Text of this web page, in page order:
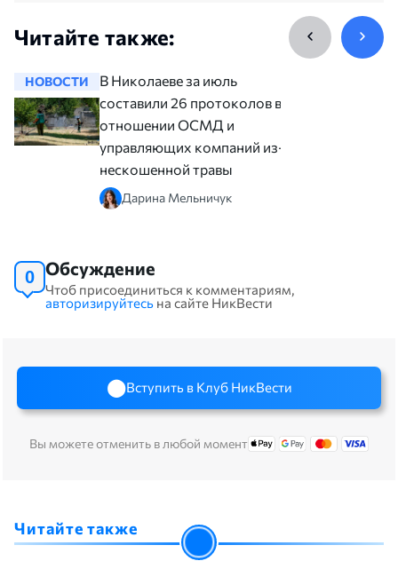
Читайте также:
НОВОСТИ
В Николаеве за июль
составили 26 протоколов в
отношении ОСМД и
управляющих компаний из-за
нескошенной травы
Дарина Мельничук
0 Обсуждение
Чтоб присоединиться к комментариям,
авторизируйтесь на сайте НикВести
Вступить в Клуб НикВести
Вы можете отменить в любой момент
Читайте также